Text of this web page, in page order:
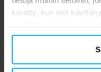
kerätty, kun olet
Hinta:19,90 €
19,90 €